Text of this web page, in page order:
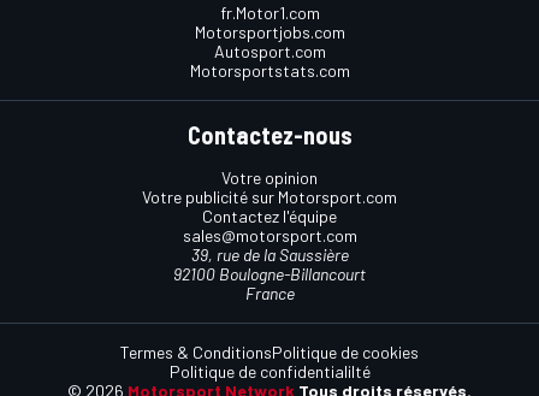
fr.Motor1.com
Motorsportjobs.com
Autosport.com
Motorsportstats.com
Contactez-nous
Votre opinion
Votre publicité sur Motorsport.com
Contactez l'équipe
sales@motorsport.com
39, rue de la Saussière
92100 Boulogne-Billancourt
France
© 2026 Motorsport Network Tous droits réservés.
Termes & ConditionsPolitique de cookies
Politique de confidentialilté